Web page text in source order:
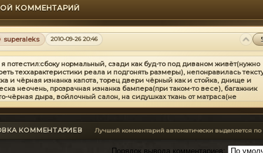
КОММЕНТАРИЙ
superaleks 2010-09-26 20:46
я потестил:сбоку нормальный, сзади как буд-то под диваном живёт(нужно
теххарактеристики реала и подгонять размеры), непонравилась
и чёрная изнанка капота, торец двери чёрный как и стойка, днище и
неочень, прозрачная изнанка бампера(при таком-то весе), багажник
чёрная дыра, войлочный салон, на сидушках ткань от матраса(не
нерабочие зеркала, странная подсветка приборов,
остальном нормально,уже лучше чем предыдущие конверты данного
автора
КОММЕНТАРИЕВ Лучший комментарий автоматически выделяется по
Порядок вывода комментариев: